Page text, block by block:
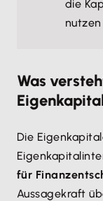
die
Was
Die
für
Aussagekraft